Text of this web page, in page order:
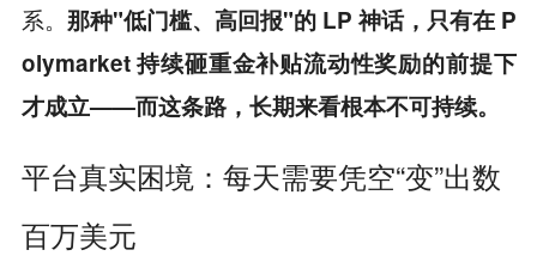
系。 那种"低门槛、高回报"的 LP 神话，只有在 P
olymarket 持续砸重金补贴流动性奖励的前提下
才成立——而这条路，长期来看根本不可持续。
平台真实困境：每天需要凭空“变”出数
百万美元